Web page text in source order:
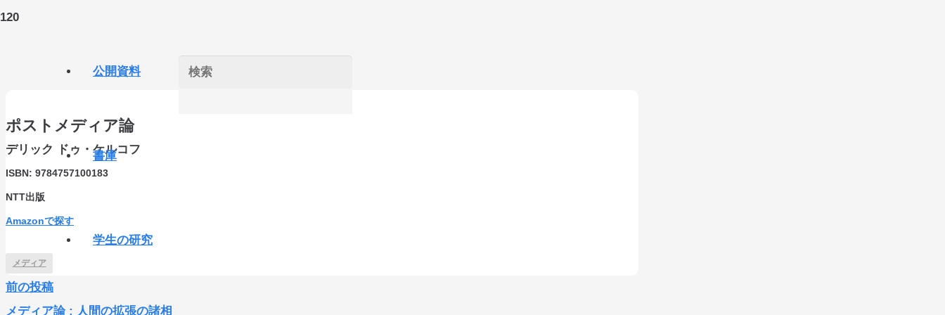
公開資料
書庫
学生の研究
ポストメディア論
デリック ドゥ・ケルコフ
ISBN: 9784757100183
NTT出版
Amazonで探す
メディア
前の投稿
メディア論 : 人間の拡張の諸相